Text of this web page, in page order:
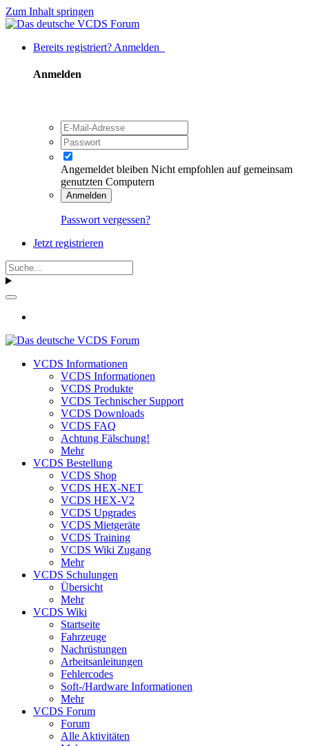
Zum Inhalt springen
Bereits registriert? Anmelden
Anmelden
Angemeldet bleiben Nicht empfohlen auf gemeinsam
genutzten Computern
Anmelden
Passwort vergessen?
Jetzt registrieren
VCDS Informationen
VCDS Informationen
VCDS Produkte
VCDS Technischer Support
VCDS Downloads
VCDS FAQ
Achtung Fälschung!
Mehr
VCDS Bestellung
VCDS Shop
VCDS HEX-NET
VCDS HEX-V2
VCDS Upgrades
VCDS Mietgeräte
VCDS Training
VCDS Wiki Zugang
Mehr
VCDS Schulungen
Übersicht
Mehr
VCDS Wiki
Startseite
Fahrzeuge
Nachrüstungen
Arbeitsanleitungen
Fehlercodes
Soft-/Hardware Informationen
Mehr
VCDS Forum
Forum
Alle Aktivitäten